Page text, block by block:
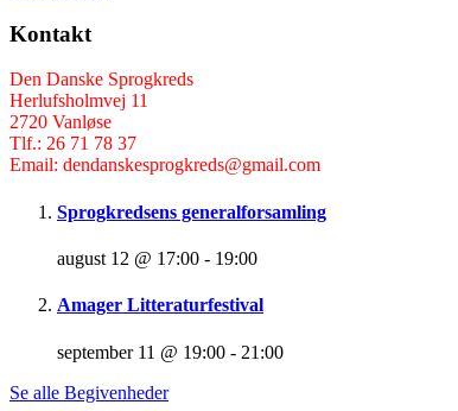
Kontakt
Den Danske Sprogkreds
Herlufsholmvej 11
2720 Vanløse
Tlf.: 26 71 78 37
Email: dendanskesprogkreds@gmail.com
Sprogkredsens generalforsamling
august 12 @ 17:00 - 19:00
Amager Litteraturfestival
september 11 @ 19:00 - 21:00
Se alle Begivenheder